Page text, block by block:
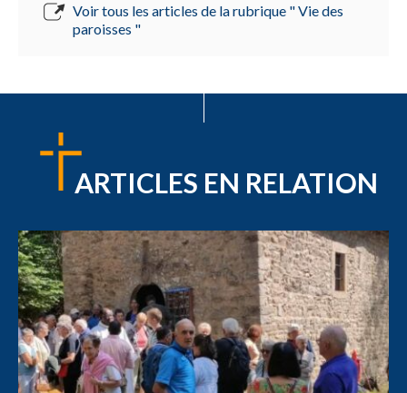
Voir tous les articles de la rubrique " Vie des
paroisses "
ARTICLES EN RELATION